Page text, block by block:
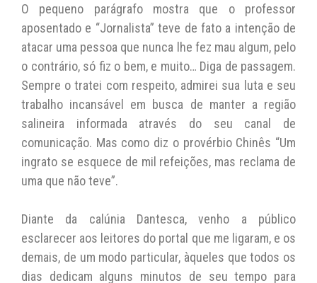
O pequeno parágrafo mostra que o professor
aposentado e “Jornalista” teve de fato a intenção de
atacar uma pessoa que nunca lhe fez mau algum, pelo
o contrário, só fiz o bem, e muito… Diga de passagem.
Sempre o tratei com respeito, admirei sua luta e seu
trabalho incansável em busca de manter a região
salineira informada através do seu canal de
comunicação. Mas como diz o provérbio Chinês “Um
ingrato se esquece de mil refeições, mas reclama de
uma que não teve”.
Diante da calúnia Dantesca, venho a público
esclarecer aos leitores do portal que me ligaram, e os
demais, de um modo particular, àqueles que todos os
dias dedicam alguns minutos de seu tempo para